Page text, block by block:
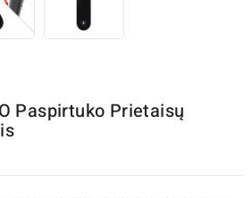
Paspirtuko Prietaisų